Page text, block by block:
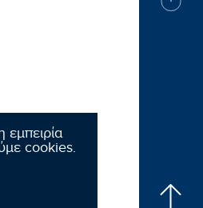
εμπειρία
cookies.